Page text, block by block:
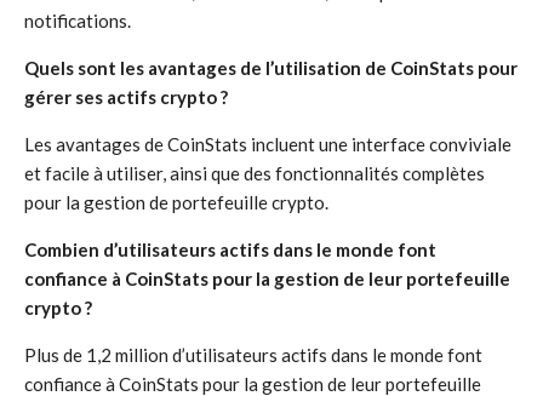
notifications.
Quels sont les avantages de l’utilisation de CoinStats pour
gérer ses actifs crypto ?
Les avantages de CoinStats incluent une interface conviviale
et facile à utiliser, ainsi que des fonctionnalités complètes
pour la gestion de portefeuille crypto.
Combien d’utilisateurs actifs dans le monde font
confiance à CoinStats pour la gestion de leur portefeuille
crypto ?
Plus de 1,2 million d’utilisateurs actifs dans le monde font
confiance à CoinStats pour la gestion de leur portefeuille